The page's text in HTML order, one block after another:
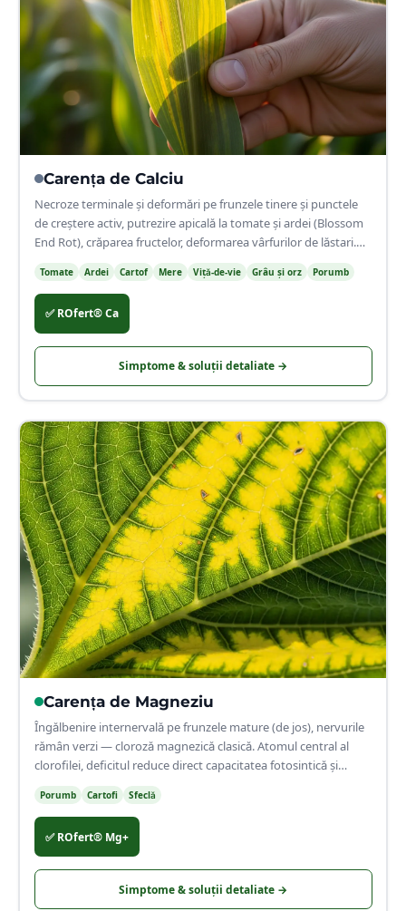
🌿
Carența de Calciu
Necroze terminale și deformări pe frunzele tinere și punctele
de creștere activ, putrezire apicală la tomate și ardei (Blossom
End Rot), crăparea fructelor, deformarea vârfurilor de lăstari.
organele tinere și în creștere activă, niciodată pe cele mature.
Tomate Ardei Cartof Mere Viță-de-vie Grâu și orz Porumb
✅ROfert® Ca
Simptome & soluții detaliate →
🌿
Carența de Magneziu
Îngălbenire internervală pe frunzele mature (de jos), nervurile
rămân verzi — cloroză magnezică clasică. Atomul central al
clorofilei, deficitul reduce direct capacitatea fotosintică și
Porumb Cartofi Sfeclă
✅ROfert® Mg+
Simptome & soluții detaliate →